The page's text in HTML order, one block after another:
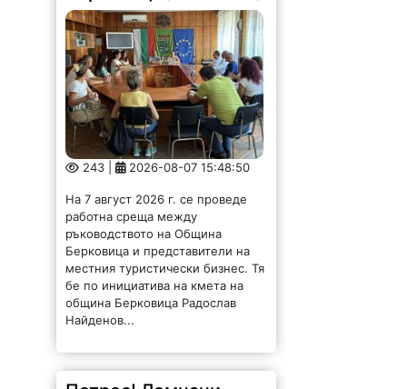
243 | 2026-08-07 15:48:50
На 7 август 2026 г. се проведе
работна среща между
ръководството на Община
Берковица и представители на
местния туристически бизнес. Тя
бе по инициатива на кмета на
община Берковица Радослав
Найденов...